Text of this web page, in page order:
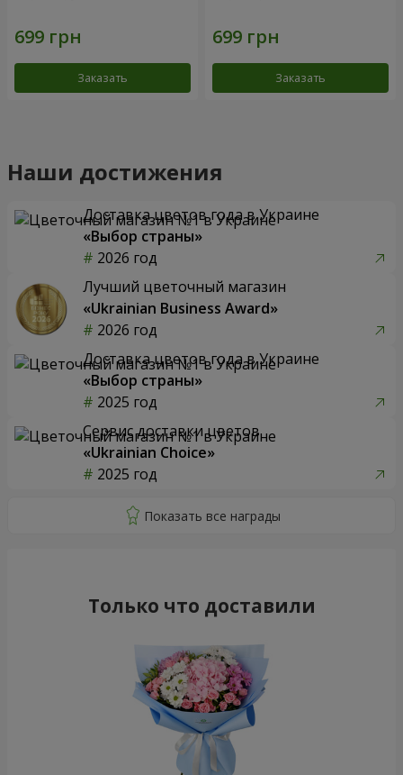
Заказать Заказать
Наши достижения
Доставка цветов года в Украине
«Выбор страны»
2026 год
Лучший цветочный магазин
«Ukrainian Business Award»
2026 год
Доставка цветов года в Украине
«Выбор страны»
2025 год
Сервис доставки цветов
«Ukrainian Choice»
2025 год
Только что доставили